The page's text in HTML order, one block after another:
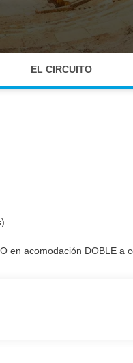
EL CIRCUITO
en acomodación DOBLE a